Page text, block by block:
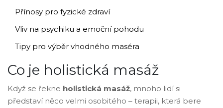
Přínosy pro fyzické zdraví
Vliv na psychiku a emoční pohodu
Tipy pro výběr vhodného maséra
Co je holistická masáž
Když se řekne holistická masáž, mnoho lidí si
představí něco velmi osobitého – terapii, která bere